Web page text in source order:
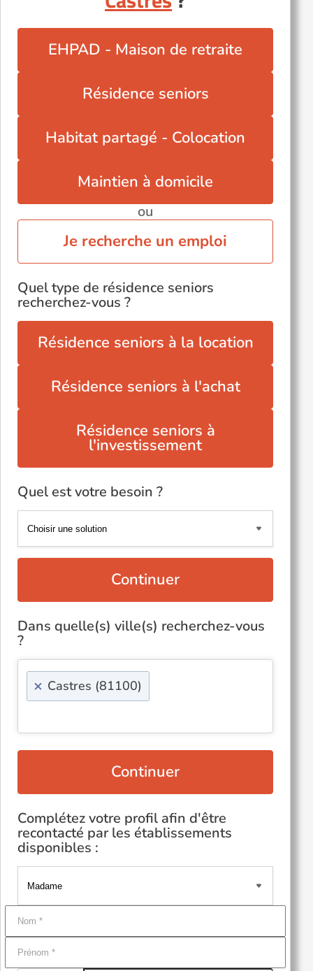
Puylaurens (81700)
Saint-Benoît-de-Carmaux (81400)
Trébas (81340)
EHPAD - Maison de retraite
Résidence seniors
Habitat partagé - Colocation
Maintien à domicile
ou
Je recherche un emploi
Quel type de résidence seniors
recherchez-vous ?
Résidence seniors à la location
Résidence seniors à l'achat
Résidence seniors à
l'investissement
Quel est votre besoin ?
Continuer
Dans quelle(s) ville(s) recherchez-vous
?
× Castres (81100)
Continuer
Complétez votre profil afin d'être
recontacté par les établissements
disponibles :